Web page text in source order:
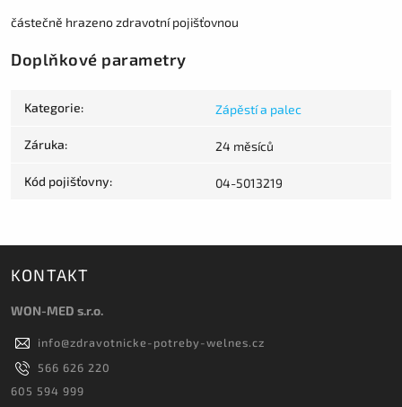
částečně hrazeno zdravotní pojišťovnou
Doplňkové parametry
Kategorie: Zápěstí a palec
Záruka: 24 měsíců
Kód pojišťovny: 04-5013219
KONTAKT
WON-MED s.r.o.
info@zdravotnicke-potreby-welnes.cz
566 626 220
605 594 999